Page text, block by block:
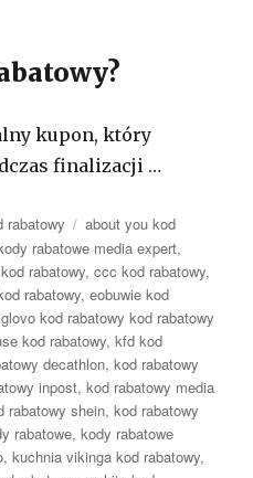
kupon, który
finalizacji …
rabatowy Tagi
about you kod
rabatowe media expert,
rabatowy,ccc kod rabatowy,
rabatowy,eobuwie kod
glovo kod rabatowy kod rabatowy
kod rabatowy,kfd kod
decathlon,kod rabatowy
inpost,kod rabatowy media
rabatowy shein,kod rabatowy
rabatowe,kody rabatowe
,kuchnia vikinga kod rabatowy,